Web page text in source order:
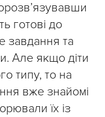
готові до
завдання та
Але якщо діти
типу, то на
вже знайомі
їх із